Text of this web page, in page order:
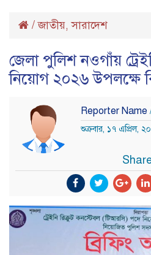
/জাতীয়,সারাদেশ
জেলা পুলিশ নওগাঁয়
নিয়োগ ২০২৬ উপলক্ষে
Reporter Name
শুক্রবার, ১৭ এপ্রিল,